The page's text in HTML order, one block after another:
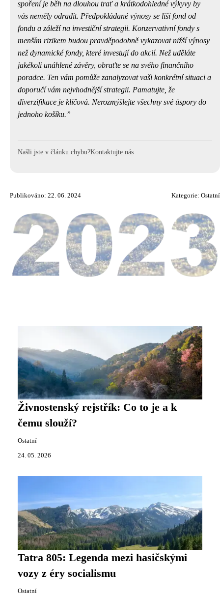
spoření je běh na dlouhou trať a krátkodohledné výkyvy by
vás neměly odradit. Předpokládané výnosy se liší fond od
fondu a záleží na investiční strategii. Konzervativní fondy s
menším rizikem budou pravděpodobně vykazovat nižší výnosy
než dynamické fondy, které investují do akcií. Než uděláte
jakékoli unáhlené závěry, obraťte se na svého finančního
poradce. Ten vám pomůže zanalyzovat vaši konkrétní situaci a
doporučí vám nejvhodnější strategii. Pamatujte, že
diverzifikace je klíčová. Nerozmýšlejte všechny své úspory do
jednoho košíku.
Našli jste v článku chybu?Kontaktujte nás
Publikováno: 22. 06. 2024 Kategorie: Ostatní
Živnostenský rejstřík: Co to je a k
čemu slouží?
Ostatní
24. 05. 2026
Tatra 805: Legenda mezi hasičskými
vozy z éry socialismu
Ostatní